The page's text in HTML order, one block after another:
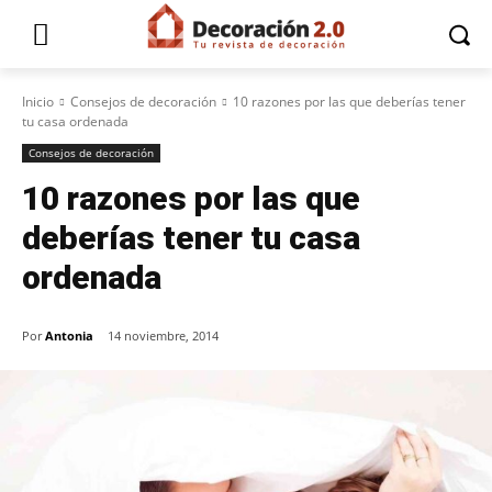
Inicio Consejos de decoración
10 razones por las que deberías tener
tu casa ordenada
Consejos de decoración
10 razones por las que
deberías tener tu casa
ordenada
Por Antonia 14 noviembre, 2014